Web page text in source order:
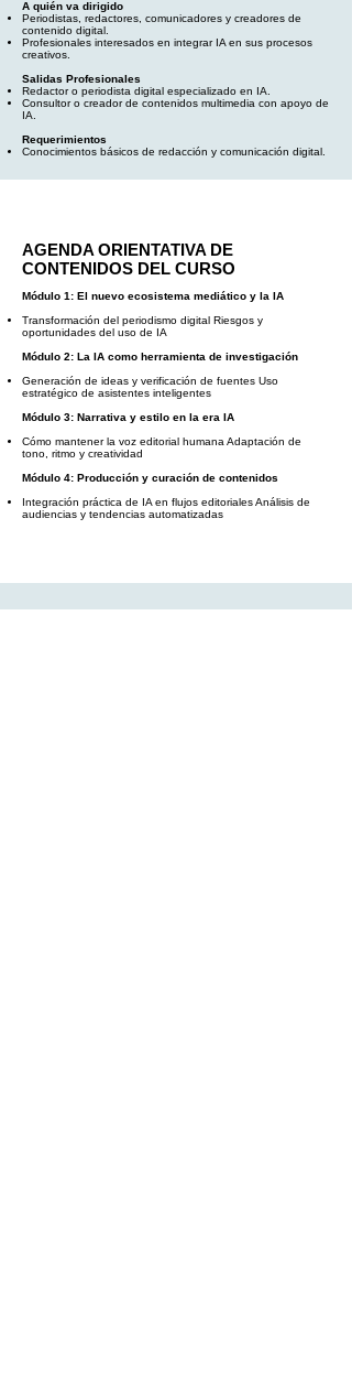
A quién va dirigido
Periodistas, redactores, comunicadores y creadores de
contenido digital.
Profesionales interesados en integrar IA en sus procesos
creativos.
Salidas Profesionales
Redactor o periodista digital especializado en IA.
Consultor o creador de contenidos multimedia con apoyo de
IA.
Requerimientos
Conocimientos básicos de redacción y comunicación digital.
AGENDA ORIENTATIVA DE
CONTENIDOS DEL CURSO
Módulo 1: El nuevo ecosistema mediático y la IA
Transformación del periodismo digital Riesgos y
oportunidades del uso de IA
Módulo 2: La IA como herramienta de investigación
Generación de ideas y verificación de fuentes Uso
estratégico de asistentes inteligentes
Módulo 3: Narrativa y estilo en la era IA
Cómo mantener la voz editorial humana Adaptación de
tono, ritmo y creatividad
Módulo 4: Producción y curación de contenidos
Integración práctica de IA en flujos editoriales Análisis de
audiencias y tendencias automatizadas